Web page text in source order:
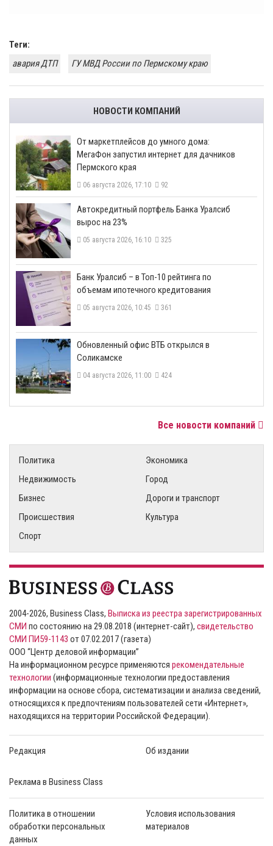
Теги:
авария ДТП
ГУ МВД России по Пермскому краю
НОВОСТИ КОМПАНИЙ
От маркетплейсов до умного дома:
МегаФон запустил интернет для дачников
Пермского края
06 августа 2026, 17:10 92
​Автокредитный портфель Банка Уралсиб
вырос на 23%
05 августа 2026, 16:10 325
​Банк Уралсиб – в Топ-10 рейтинга по
объемам ипотечного кредитования
05 августа 2026, 10:45 361
​Обновленный офис ВТБ открылся в
Соликамске
04 августа 2026, 11:00 424
Все новости компаний
Политика
Экономика
Недвижимость
Город
Бизнес
Дороги и транспорт
Происшествия
Культура
Спорт
2004-2026, Business Class, Выписка из реестра зарегистрированных
СМИ по состоянию на 29.08.2018 (интернет-сайт), свидетельство
СМИ ПИ59-1143 от 07.02.2017 (газета)
ООО “Центр деловой информации”
На информационном ресурсе применяются рекомендательные
технологии (информационные технологии предоставления
информации на основе сбора, систематизации и анализа сведений,
относящихся к предпочтениям пользователей сети «Интернет»,
находящихся на территории Российской Федерации).
Редакция Об издании
Реклама в Business Class
Политика в отношении
обработки персональных
данных
Условия использования
материалов